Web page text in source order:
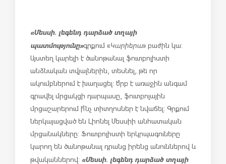
«Մեսսի. լեգենդ դարձած տղայի
պատմությունը»գրքում «Կարիերա» բաժին կա:
Այստեղ կարելի է ծանոթանալ ֆուտբոլիստի
անձնական տվյալներին, տեսնել, թե որ
ակումբներում է խաղացել: Ե՞րբ է առաջին անգամ
գրավել մրցակցի դարպասը, ֆուտբոլային
մրցաշարերում ի՞նչ տիտղոսներ է նվաճել: Գրքում
ներկայացված են Լիոնել Մեսսիի անհատական
մրցանակները: Ֆուտբոլիստի երկրպագուները
կարող են ծանոթանալ դրանց իրենց անուններով և
թվականներով: «Մեսսի. լեգենդ դարձած տղայի